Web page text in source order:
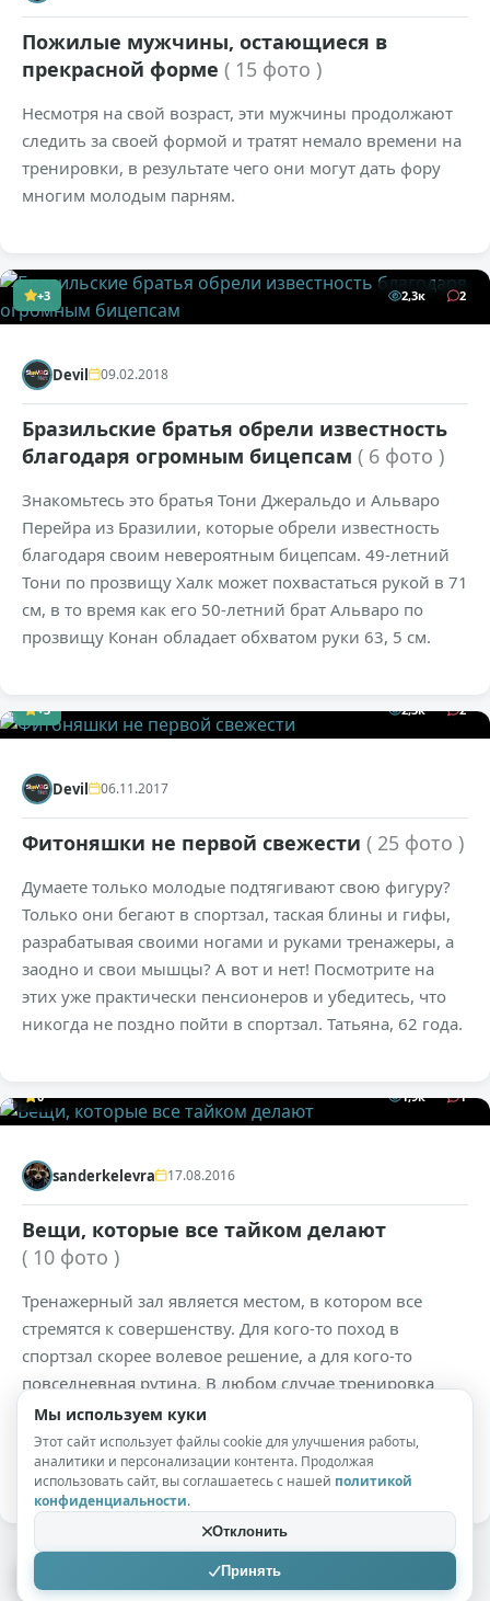
Пожилые мужчины, остающиеся в
прекрасной форме ( 15 фото )
Несмотря на свой возраст, эти мужчины продолжают
следить за своей формой и тратят немало времени на
тренировки, в результате чего они могут дать фору
многим молодым парням.
+3 2,3к 2
Devil 09.02.2018
Бразильские братья обрели известность
благодаря огромным бицепсам ( 6 фото )
Знакомьтесь это братья Тони Джеральдо и Альваро
Перейра из Бразилии, которые обрели известность
благодаря своим невероятным бицепсам. 49-летний
Тони по прозвищу Халк может похвастаться рукой в 71
см, в то время как его 50-летний брат Альваро по
прозвищу Конан обладает обхватом руки 63, 5 см.
+3 2,3к 2
Devil 06.11.2017
Фитоняшки не первой свежести ( 25 фото )
Думаете только молодые подтягивают свою фигуру?
Только они бегают в спортзал, таская блины и гифы,
разрабатывая своими ногами и руками тренажеры, а
заодно и свои мышцы? А вот и нет! Посмотрите на
этих уже практически пенсионеров и убедитесь, что
никогда не поздно пойти в спортзал. Татьяна, 62 года.
0 1,9к 1
sanderkelevra 17.08.2016
Вещи, которые все тайком делают
( 10 фото )
Тренажерный зал является местом, в котором все
стремятся к совершенству. Для кого-то поход в
спортзал скорее волевое решение, а для кого-то
повседневная рутина. В любом случае тренировка
имеет важный социальный подтекст. Одни стремятся
показать себя, в то время как кто-то приходит
посмотреть на других.
Ошибка загрузки. Попробовать ещё?
Мы используем куки
Этот сайт использует файлы cookie для улучшения работы,
аналитики и персонализации контента. Продолжая
использовать сайт, вы соглашаетесь с нашей политикой
конфиденциальности.
Отклонить
Принять